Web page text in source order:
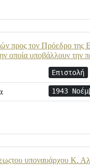
προς τον Πρόεδρο της
οποία υποβάλλουν την
Επιστολή
1943
υποναυάρχου Κ.